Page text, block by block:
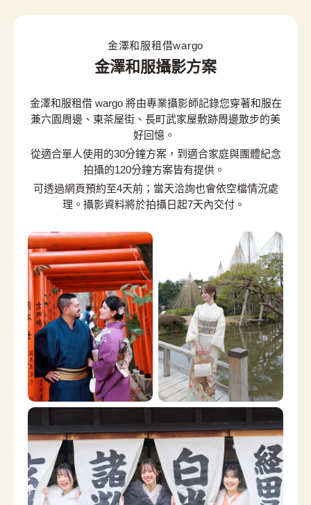
金澤和服租借wargo
金澤和服攝影方案
金澤和服租借 wargo 將由專業攝影師記錄您穿著和服在
兼六園周邊、東茶屋街、長町武家屋敷跡周邊散步的美
好回憶。
從適合單人使用的30分鐘方案，到適合家庭與團體紀念
拍攝的120分鐘方案皆有提供。
可透過網頁預約至4天前；當天洽詢也會依空檔情況處
理。攝影資料將於拍攝日起7天內交付。